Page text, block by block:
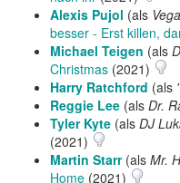
Alexis Pujol (als
besser - Erst killen,
Michael Teigen (als
Christmas (2021)
Harry Ratchford (als
Reggie Lee (als Dr.
Tyler Kyte (als DJ
(2021)
Martin Starr(als Mr.
Home (2021)